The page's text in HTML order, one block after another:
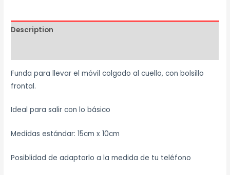
Description
Funda para llevar el móvil colgado al cuello, con bolsillo
frontal.
Ideal para salir con lo básico
Medidas estándar: 15cm x 10cm
Posiblidad de adaptarlo a la medida de tu teléfono